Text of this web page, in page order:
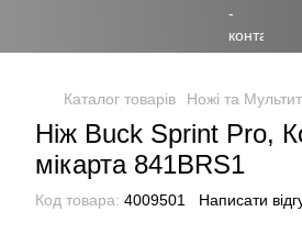
Каталог товарів Ножі та
Ніж Buck Sprint Pro,
мікарта 841BRS1
Код товара: 4009501 Написати